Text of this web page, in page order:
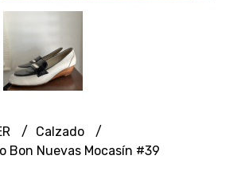
Calzado
Bon Nuevas Mocasín #39